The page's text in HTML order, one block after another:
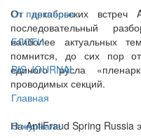
От партнёров
БЛОГИ
BIS JOURNAL
Главная
О журнале
От декабрьских встреч
последовательный
наиболее актуальных
помнится, до сих пор
единого русла
проводимых секций.
На AntiFraud Spring Russia